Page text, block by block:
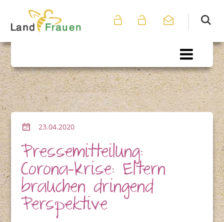
23.04.2020
Pressemitteilung:
Corona-Krise: Eltern
brauchen dringend
Perspektive